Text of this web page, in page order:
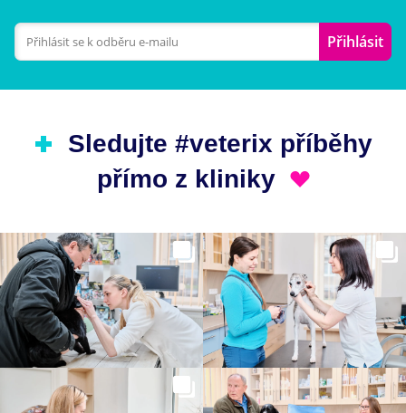
Přihlásit
Sledujte #veterix příběhy
přímo z kliniky